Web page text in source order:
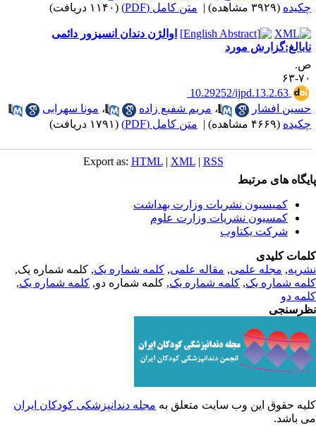
(۳۹۲۹ مشاهده) | متن کامل (PDF) (۱۱۴۰ دریافت)
اوالژن دندان انسیزور دائمی
مورد
۶۳
‎ 10.29252/ijpd.13.2.63
افشار
،مریم شفیع زاده ،مونا سهرابی
(۴۶۶۹ مشاهده) | متن کامل (PDF) (۱۷۹۱ دریافت)
Export as:HTML |XML|RSS
های مرتبط
کمیسیون نشریات وزارت بهداشت
کمسیون نشریات وزارت علوم
شرکت یکتاوب
کلیدی
,مجله علمی, مقاله علمی, کلمه شماره یک, کلمه شماره یک,
شماره یک,کلمه شماره یک, کلمه شماره دو,کلمه شماره یک,
دو
حقوق این وب سایت متعلق بهمجله دندانپزشکی کودکان ایران
باشد.